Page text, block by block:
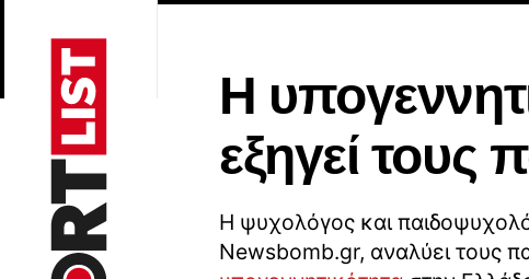
Η
εξηγεί τους
Η ψυχολόγος και
Newsbomb.gr, αναλύει τους